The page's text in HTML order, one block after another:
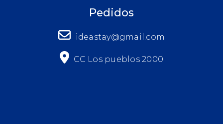
Pedidos
ideastay@gmail.com
CC Los pueblos 2000